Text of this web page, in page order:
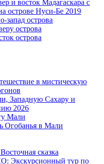
и восток Мадагаскара с
острове Нуси-Бе 2019
запад острова
острова
острова
в мистическую
Западную Сахару и
2026
Мали
Огобанья в Мали
сказка
Экскурсионный тур по